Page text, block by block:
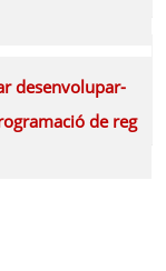
desenvolupar-
de reg